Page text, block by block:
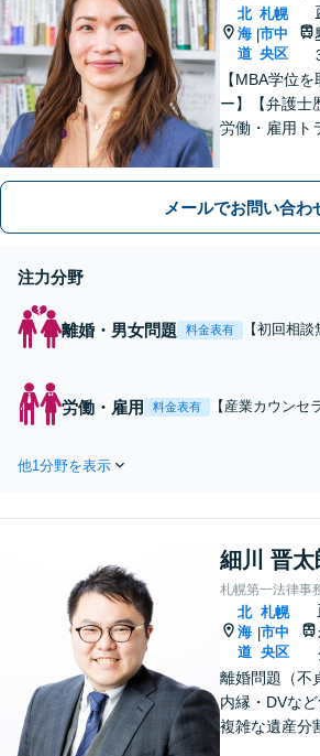
北
海
道
|
札幌
市中
央区
【MBA学位
ー】【弁護士
労働・雇用ト
知見！講演セ
メールでお問い合わ
注力分野
離婚・男女問題 料金表有
【初回相
権など幅広
話しやすい
労働・雇用 料金表有
【産業カウンセ
ぜひご相談くだ
他1分野を表示
細川 晋太
札幌第一法律事
北
海
道
|
札幌
市中
央区
離婚問題（不
内縁・DVな
複雑な遺産分